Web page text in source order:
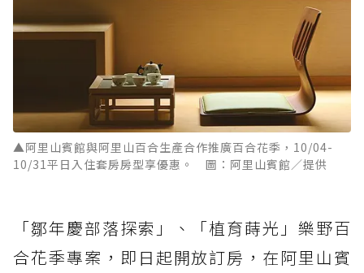
▲阿里山賓館與阿里山百合生產合作推廣百合花季，10/04-
10/31平日入住套房房型享優惠。 圖：阿里山賓館／提供
「鄒年慶部落探索」、「植育蒔光」樂野百
合花季專案，即日起開放訂房，在阿里山賓